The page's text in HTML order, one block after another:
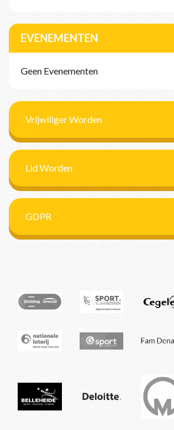
EVENEMENTEN
Geen Evenementen
Vrijwiliger Worden
Lid Worden
GDPR